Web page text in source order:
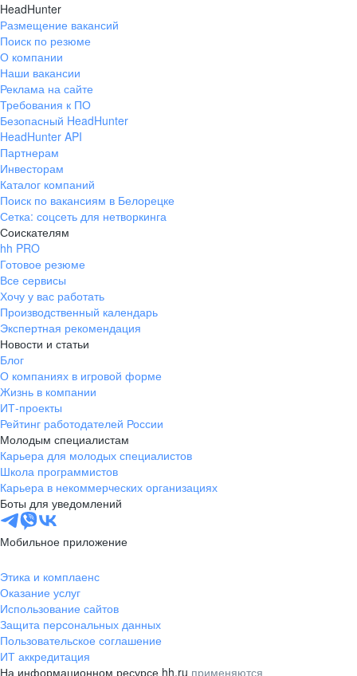
HeadHunter
Размещение вакансий
Поиск по резюме
О компании
Наши вакансии
Реклама на сайте
Требования к ПО
Безопасный HeadHunter
HeadHunter API
Партнерам
Инвесторам
Каталог компаний
Поиск по вакансиям в Белорецке
Сетка: соцсеть для нетворкинга
Соискателям
hh PRO
Готовое резюме
Все сервисы
Хочу у вас работать
Производственный календарь
Экспертная рекомендация
Новости и статьи
Блог
О компаниях в игровой форме
Жизнь в компании
ИТ-проекты
Рейтинг работодателей России
Молодым специалистам
Карьера для молодых специалистов
Школа программистов
Карьера в некоммерческих организациях
Боты для уведомлений
Мобильное приложение
Этика и комплаенс
Оказание услуг
Использование сайтов
Защита персональных данных
Пользовательское соглашение
ИТ аккредитация
На информационном ресурсе hh.ru применяются